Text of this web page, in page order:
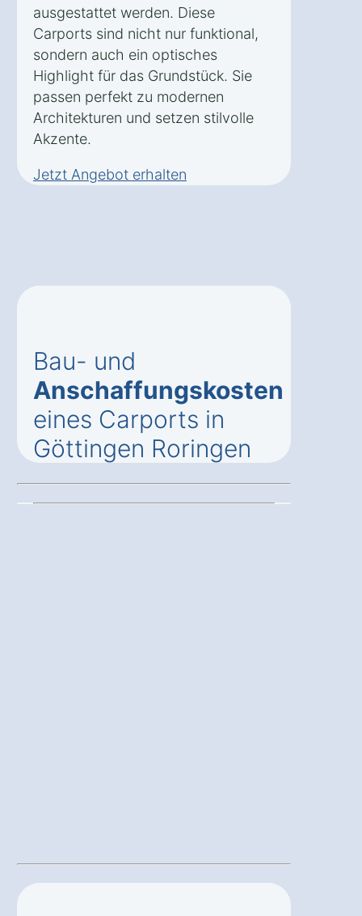
ausgestattet werden. Diese
Carports sind nicht nur funktional,
sondern auch ein optisches
Highlight für das Grundstück. Sie
passen perfekt zu modernen
Architekturen und setzen stilvolle
Akzente.
Jetzt Angebot erhalten
Bau- und
Anschaffungskosten
eines Carports in
Göttingen Roringen